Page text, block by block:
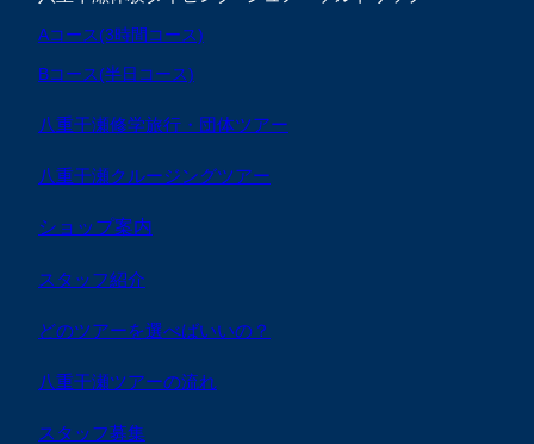
Aコース(3時間コース)
Bコース(半日コース)
八重干瀬修学旅行・団体ツアー
八重干瀬クルージングツアー
ショップ案内
スタッフ紹介
どのツアーを選べばいいの？
八重干瀬ツアーの流れ
スタッフ募集